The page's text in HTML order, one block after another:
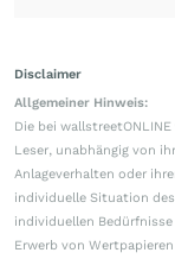
Disclaimer
Allgemeiner Hinweis:
Die bei
Leser, unabhängig von
Anlageverhalten oder
individuelle Situation
individuellen
Erwerb von